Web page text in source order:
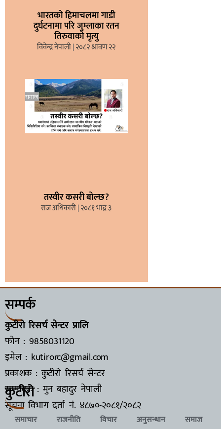
भारतको हिमाचलमा गाडी
दुर्घटनामा परि जुम्लाका रतन
तिरुवाको मृत्यु
विवेन्द्र नेपाली २०८२ श्रावण २२
तस्वीर कसरी बोल्छ?
राज अधिकारी २०८१ भाद्र ३
सम्पर्क
कुटीरो रिसर्च सेन्टर प्रालि
फोन : 9858031120
इमेल : kutirorc@gmail.com
प्रकाशक : कुटीरो रिसर्च सेन्टर
सम्पादक : मुन बहादुर नेपाली
सूचना विभाग दर्ता नं. ४८७०-२०८१/२०८२
कुटीरो
समाचार राजनीति विचार अनुसन्धान समाज